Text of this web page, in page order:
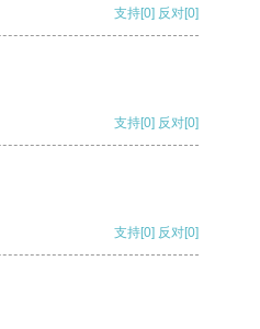
支持[0] 反对[0]
支持[0] 反对[0]
支持[0] 反对[0]